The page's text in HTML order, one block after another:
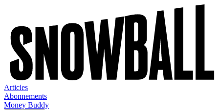
Articles
Abonnements
Money Buddy